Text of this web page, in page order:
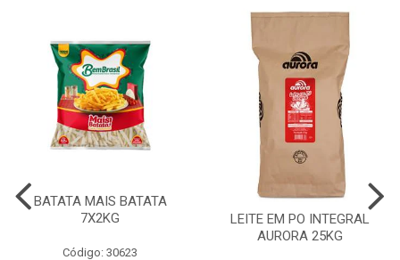
BATATA MAIS BATATA
7X2KG
Código: 30623
LEITE EM PO INTEGRAL
AURORA 25KG